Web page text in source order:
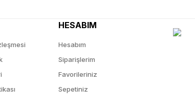
HESABIM
Hesabım
Siparişlerim
Favorileriniz
Sepetiniz